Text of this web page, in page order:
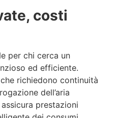
costi
per chi cerca un
ed efficiente.
richiedono continuità
dell’aria
prestazioni